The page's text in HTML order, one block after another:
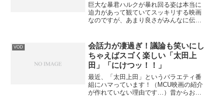
巨大な暴君ハルクが暴れ回る姿は本当に
迫力があって観ていてスッキリする映画
なのですが、あまり良さがみんなに伝わ
VOD
会話力が凄過ぎ！議論も笑いにし
ちゃえばスゴく楽しい「太田上
田」「にけつッ！！」
最近、「太田上田」というバラエティ番
組にハマっています！（MCU映画の紹介
が作れていない理由です…）昔からお笑